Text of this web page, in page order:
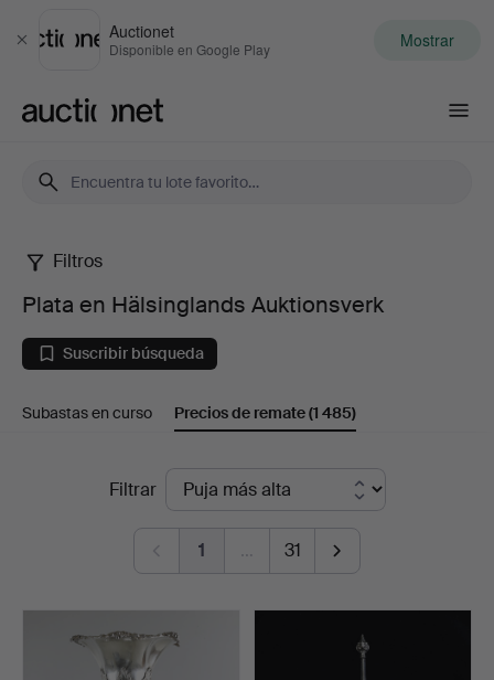
Cerrar
Auctionet
Disponible en Google Play Mostrar
Plata
en
Hälsinglands
Auktionsverk
Filtros
Plata en Hälsinglands Auktionsverk
Suscribir búsqueda
Subastas en curso Precios de remate(1 485)
Filtrar
1 … 31